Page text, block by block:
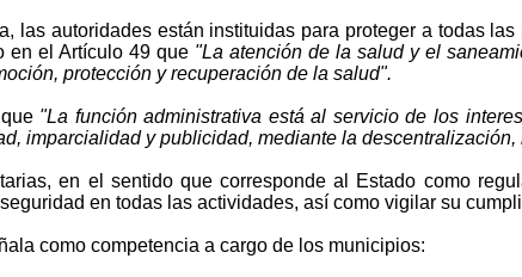
las autoridades están instituidas para proteger a todas
en el Artículo 49 que "La atención de la salud y el
protección y recuperación de la salud".
"La función administrativa está al servicio de los
imparcialidad y publicidad, mediante la
en el sentido que corresponde al Estado como
en todas las actividades, así como vigilar su
como competencia a cargo de los municipios: